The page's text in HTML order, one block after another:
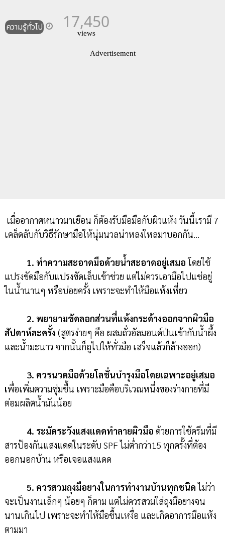
ความรู้ทั่วไป 17,450
views
Advertisement
เมื่ออากาศหนาวมาเยือน ก็ต้องรับมือมือกับผิวแห้ง วันนี้เรามี 7
เคล็ดลับกับวิธีรักษามือให้นุ่มนวลน่าหลงใหลมาบอกกัน...
1. ทำความสะอาดมือด้วยน้ำสะอาดอยู่เสมอโดยใช้
แปรงขัดมือกับแปรงขัดเล็บเข้าช่วย แต่ไม่ควรเอามือไปแช่อยู่
ในน้ำนานๆ หรือบ่อยครั้ง เพราะจะทำให้มือแห้งเหี่ยว
2. พยายามขัดลอกส่วนที่แห้งกระด้างออกจากผิวมือ
สัปดาห์ละครั้ง (สูตรง่ายๆ คือ ผสมถั่วอัลมอนด์ป่นเข้ากับน้ำผึ้ง
และน้ำมะนาว จากนั้นก็ถูไปให้ทั่วมือ เสร็จแล้วก็ล้างออก)
3. ควรนวดมือด้วยโลชั่นบำรุงมือโดยเฉพาะอยู่เสมอ
เพื่อเพิ่มความชุ่มชื้น เพราะมือคือบริเวณหนึ่งของร่างกายที่มี
ต่อมผลิตน้ำมันน้อย
4. ระมัดระวังแสงแดดทำลายผิวมือ ด้วยการใช้ครีมที่มี
สารป้องกันแสงแดดในระดับ SPF ไม่ต่ำกว่า15 ทุกครั้งที่ต้อง
ออกนอกบ้าน หรือเจอแสงแดด
5. ควรสวมถุงมือยางในการทำงานบ้านทุกชนิดไม่ว่า
จะเป็นงานเล็กๆ น้อยๆ ก็ตาม แต่ไม่ควรสวมใส่ถุงมือยางจน
นานเกินไป เพราะจะทำให้มือชื้นเหงื่อ และเกิดอาการมือแห้ง
ตามมา